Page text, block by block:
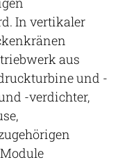
In vertikaler
aus
und -
-verdichter,